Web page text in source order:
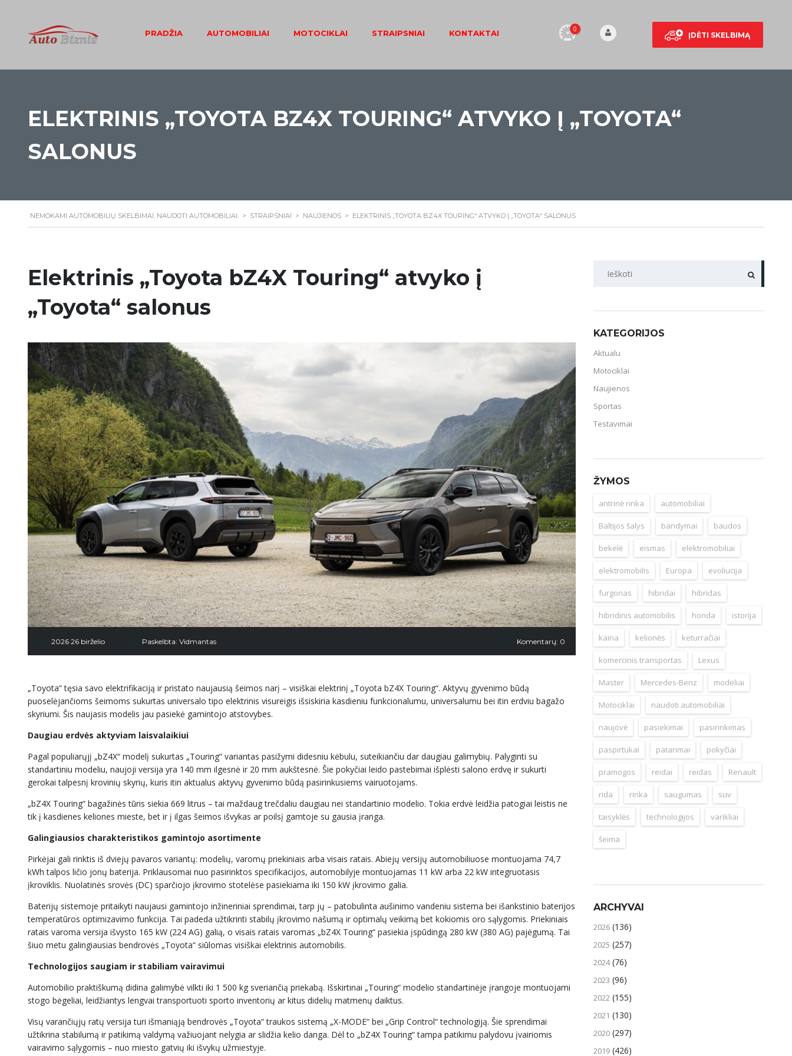
ĮDĖTI SKELBIMĄ
0
PRADŽIA AUTOMOBILIAI MOTOCIKLAI STRAIPSNIAI KONTAKTAI
ELEKTRINIS „TOYOTA BZ4X TOURING“ ATVYKO Į „TOYOTA“
SALONUS
NEMOKAMI AUTOMOBILIŲ SKELBIMAI. NAUDOTI AUTOMOBILIAI. > STRAIPSNIAI > NAUJIENOS > ELEKTRINIS „TOYOTA BZ4X TOURING“ ATVYKO Į „TOYOTA“ SALONUS
Elektrinis „Toyota bZ4X Touring“ atvyko į
„Toyota“ salonus
2026 26 birželio Paskelbta: Vidmantas Komentarų: 0
„Toyota“ tęsia savo elektrifikaciją ir pristato naujausią šeimos narį – visiškai elektrinį „Toyota bZ4X Touring“. Aktyvų gyvenimo būdą
puoselėjančioms šeimoms sukurtas universalo tipo elektrinis visureigis išsiskiria kasdieniu funkcionalumu, universalumu bei itin erdviu bagažo
skyriumi. Šis naujasis modelis jau pasiekė gamintojo atstovybes.
Daugiau erdvės aktyviam laisvalaikiui
Pagal populiarųjį „bZ4X“ modelį sukurtas „Touring“ variantas pasižymi didesniu kėbulu, suteikiančiu dar daugiau galimybių. Palyginti su
standartiniu modeliu, naujoji versija yra 140 mm ilgesnė ir 20 mm aukštesnė. Šie pokyčiai leido pastebimai išplėsti salono erdvę ir sukurti
gerokai talpesnį krovinių skyrių, kuris itin aktualus aktyvų gyvenimo būdą pasirinkusiems vairuotojams.
„bZ4X Touring“ bagažinės tūris siekia 669 litrus – tai maždaug trečdaliu daugiau nei standartinio modelio. Tokia erdvė leidžia patogiai leistis ne
tik į kasdienes keliones mieste, bet ir į ilgas šeimos išvykas ar poilsį gamtoje su gausia įranga.
Galingiausios charakteristikos gamintojo asortimente
Pirkėjai gali rinktis iš dviejų pavaros variantų: modelių, varomų priekiniais arba visais ratais. Abiejų versijų automobiliuose montuojama 74,7
kWh talpos ličio jonų baterija. Priklausomai nuo pasirinktos specifikacijos, automobilyje montuojamas 11 kW arba 22 kW integruotasis
įkroviklis. Nuolatinės srovės (DC) sparčiojo įkrovimo stotelėse pasiekiama iki 150 kW įkrovimo galia.
Baterijų sistemoje pritaikyti naujausi gamintojo inžineriniai sprendimai, tarp jų – patobulinta aušinimo vandeniu sistema bei išankstinio baterijos
temperatūros optimizavimo funkcija. Tai padeda užtikrinti stabilų įkrovimo našumą ir optimalų veikimą bet kokiomis oro sąlygomis. Priekiniais
ratais varoma versija išvysto 165 kW (224 AG) galią, o visais ratais varomas „bZ4X Touring“ pasiekia įspūdingą 280 kW (380 AG) pajėgumą. Tai
šiuo metu galingiausias bendrovės „Toyota“ siūlomas visiškai elektrinis automobilis.
Technologijos saugiam ir stabiliam vairavimui
Automobilio praktiškumą didina galimybė vilkti iki 1 500 kg sveriančią priekabą. Išskirtinai „Touring“ modelio standartinėje įrangoje montuojami
stogo bėgeliai, leidžiantys lengvai transportuoti sporto inventorių ar kitus didelių matmenų daiktus.
Visų varančiųjų ratų versija turi išmaniąją bendrovės „Toyota“ traukos sistemą „X-MODE“ bei „Grip Control“ technologiją. Šie sprendimai
užtikrina stabilumą ir patikimą valdymą važiuojant nelygia ar slidžia kelio danga. Dėl to „bZ4X Touring“ tampa patikimu palydovu įvairiomis
vairavimo sąlygomis – nuo miesto gatvių iki išvykų užmiestyje.
PAIEŠKA
KATEGORIJOS
Aktualu
Motociklai
Naujienos
Sportas
Testavimai
ŽYMOS
antrinė rinka automobiliai
Baltijos šalys bandymai baudos
bekelė eismas elektromobiliai
elektromobilis Europa evoliucija
furgonas hibridai hibridas
hibridinis automobilis honda istorija
kaina kelionės keturračiai
komercinis transportas Lexus
Master Mercedes-Benz modeliai
Motociklai naudoti automobiliai
naujovė pasiekimai pasirinkimas
paspirtukai patarimai pokyčiai
pramogos reidai reidas Renault
rida rinka saugumas suv
taisyklės technologijos varikliai
šeima
ARCHYVAI
2026 (136)
2025 (257)
2024(76)
2023 (96)
2022 (155)
2021 (130)
2020 (297)
2019 (426)